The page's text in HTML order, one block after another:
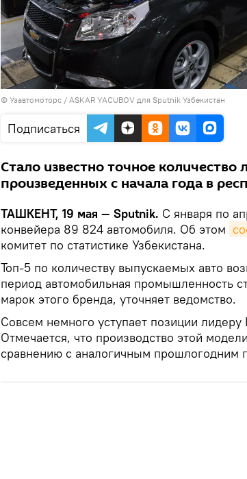
© Узавтомоторс / ASKAR YACUBOV для Sputnik Узбекистан
Подписаться
Стало известно точное количество
произведенных с начала года в
ТАШКЕНТ, 19 мая — Sputnik. С января по
конвейера 89 824 автомобиля. Об этом
комитет по статистике Узбекистана.
Топ-5 по количеству выпускаемых авто
период автомобильная промышленность
марок этого бренда, уточняет ведомство.
Совсем немного уступает позиции
Отмечается, что производство этой
сравнению с аналогичным прошлогодним